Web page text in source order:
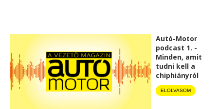
Autó-Motor
podcast 1. -
Minden, amit
tudni kell a
chiphiányról
ELOLVASOM